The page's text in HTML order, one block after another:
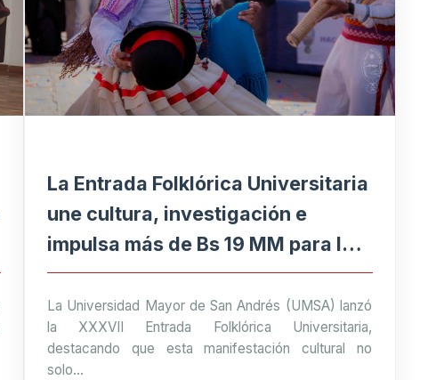
La Entrada Folklórica Universitaria
une cultura, investigación e
impulsa más de Bs 19 MM para la
economía paceña
La Universidad Mayor de San Andrés (UMSA) lanzó
la XXXVII Entrada Folklórica Universitaria,
destacando que esta manifestación cultural no
solo...